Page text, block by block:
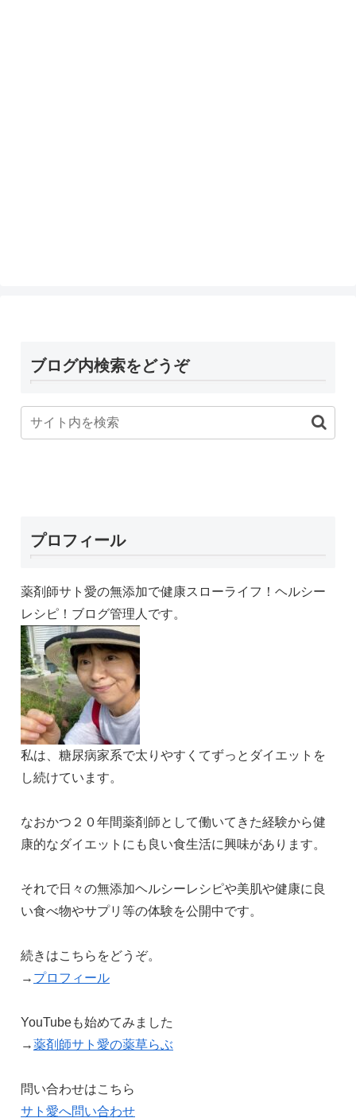
ブログ内検索をどうぞ
プロフィール
薬剤師サト愛の無添加で健康スローライフ！ヘルシー
レシピ！ブログ管理人です。
私は、糖尿病家系で太りやすくてずっとダイエットを
し続けています。
なおかつ２０年間薬剤師として働いてきた経験から健
康的なダイエットにも良い食生活に興味があります。
それで日々の無添加ヘルシーレシピや美肌や健康に良
い食べ物やサプリ等の体験を公開中です。
続きはこちらをどうぞ。
→ プロフィール
YouTubeも始めてみました
→薬剤師サト愛の薬草らぶ
問い合わせはこちら
サト愛へ問い合わせ